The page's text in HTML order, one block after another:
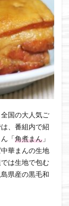
国の大人気ご
、番組内で紹
「角煮まん 」
華まんの生地
は生地で包む
県産の黒毛和